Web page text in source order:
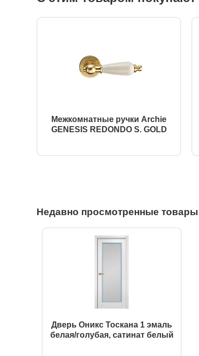
Межкомнатные ручки Archie
GENESIS REDONDO S. GOLD
Недавно просмотренные товары
Дверь Оникс Тоскана 1 эмаль
белая/голубая, сатинат белый